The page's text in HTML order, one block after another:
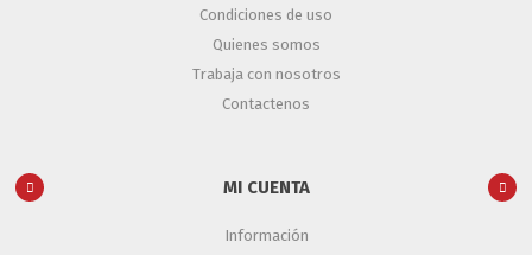
Condiciones de uso
Quienes somos
Trabaja con nosotros
Contactenos
MI CUENTA
Información